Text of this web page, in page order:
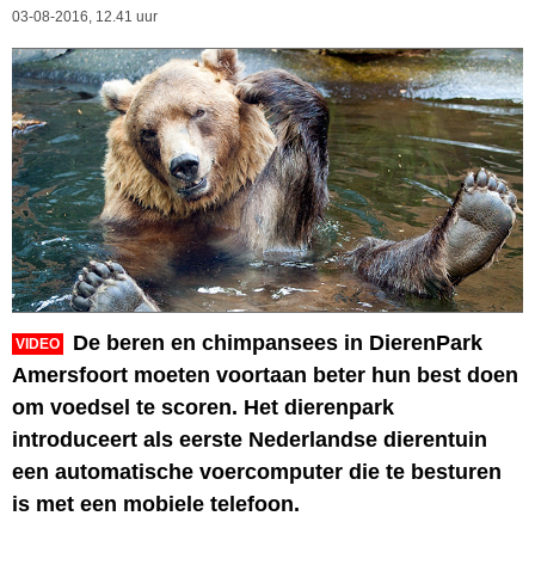
03-08-2016, 12.41 uur
VIDEO
De beren en chimpansees in DierenPark
Amersfoort moeten voortaan beter hun best doen
om voedsel te scoren. Het dierenpark
introduceert als eerste Nederlandse dierentuin
een automatische voercomputer die te besturen
is met een mobiele telefoon.